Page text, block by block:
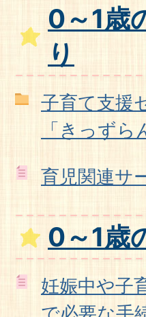
0～1歳
り
子育て支援
「きっずら
育児関連サ
0～1歳
妊娠中や子